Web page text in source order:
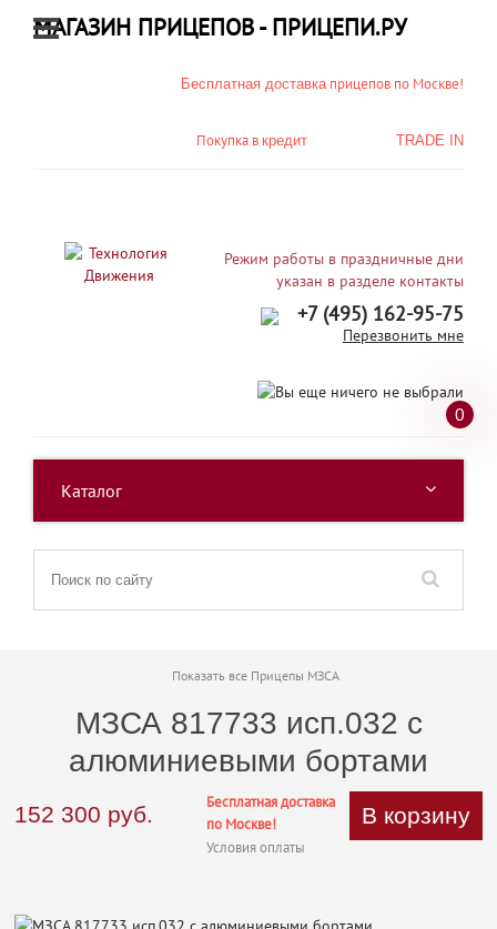
МАГАЗИН ПРИЦЕПОВ - ПРИЦЕПИ.РУ
Бесплатная доставкаприцепов по Москве!
TRADE IN
Покупка в кредит
Режим работы в праздничные дни
указан в разделе контакты
+7 (495) 162-95-75
Перезвонить мне
0
Каталог
Показать все Прицепы МЗСА
МЗСА 817733 исп.032 с
алюминиевыми бортами
152 300 руб.
Бесплатная доставка
по Москве!
Условия оплаты
В корзину